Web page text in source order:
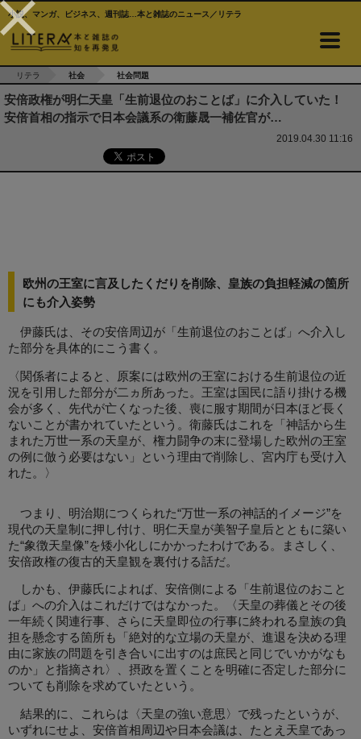
小説、マンガ、ビジネス、週刊誌…本と雑誌のニュース／リテラ
リテラ 社会 社会問題
安倍政権が明仁天皇「生前退位のおことば」に介入していた！
安倍首相の指示で日本会議系の衛藤晟一補佐官が…
2019.04.30 11:16
欧州の王室に言及したくだりを削除、皇族の負担軽減の箇所
にも介入姿勢
伊藤氏は、その安倍周辺が「生前退位のおことば」へ介入し
た部分を具体的にこう書く。
〈関係者によると、原案には欧州の王室における生前退位の近
況を引用した部分が二ヵ所あった。王室は国民に語り掛ける機
会が多く、先代が亡くなった後、喪に服す期間が日本ほど長く
ないことが書かれていたという。衛藤氏はこれを「神話から生
まれた万世一系の天皇が、権力闘争の末に登場した欧州の王室
の例に倣う必要はない」という理由で削除し、宮内庁も受け入
れた。〉
つまり、明治期につくられた“万世一系の神話的イメージ”を
現代の天皇制に押し付け、明仁天皇が美智子皇后とともに築い
た“象徴天皇像”を矮小化しにかかったわけである。まさしく、
安倍政権の復古的天皇観を裏付ける話だ。
しかも、伊藤氏によれば、安倍側による「生前退位のおこと
ば」への介入はこれだけではなかった。〈天皇の葬儀とその後
一年続く関連行事、さらに天皇即位の行事に終われる皇族の負
担を懸念する箇所も「絶対的な立場の天皇が、進退を決める理
由に家族の問題を引き合いに出すのは庶民と同じでいかがなも
のか」と指摘され〉、摂政を置くことを明確に否定した部分に
ついても削除を求めていたという。
結果的に、これらは〈天皇の強い意思〉で残ったというが、
いずれにせよ、安倍首相周辺や日本会議は、たとえ天皇であっ